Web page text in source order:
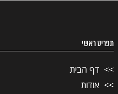
תפריט ראשי
דף הבית
אודות